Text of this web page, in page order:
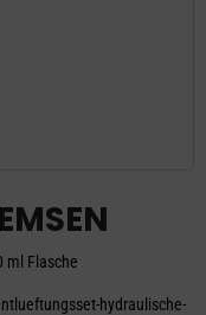
ml Flasche
hydraulische-